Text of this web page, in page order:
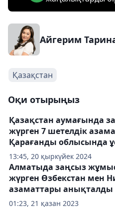
Айгерим
Қазақстан
Оқи отырыңыз
13:45, 20 қыркүйек 2024
Қазақстан аумағында
жүрген 7 шетелдік
Қарағанды облысында
01:23, 21 қазан 2023
Алматыда заңсыз жұмыс
жүрген Өзбекстан мен
азаматтары анықталды